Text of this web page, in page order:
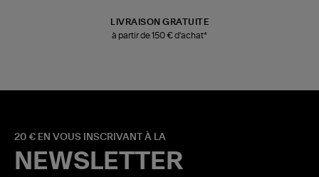
LIVRAISON GRATUITE
à partir de 150 € d'achat*
20 € EN VOUS INSCRIVANT À LA
NEWSLETTER